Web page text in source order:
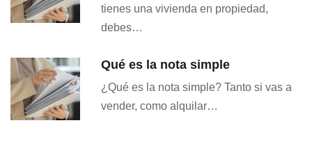
tienes una vivienda en propiedad,
debes…
Qué es la nota simple
¿Qué es la nota simple? Tanto si vas a
vender, como alquilar…